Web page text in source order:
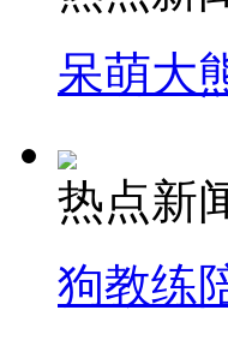
呆萌大
热点新
狗教练